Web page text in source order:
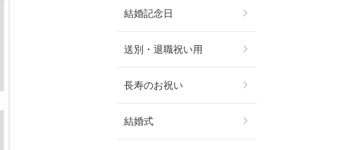
結婚記念日
送別・退職祝い用
長寿のお祝い
結婚式